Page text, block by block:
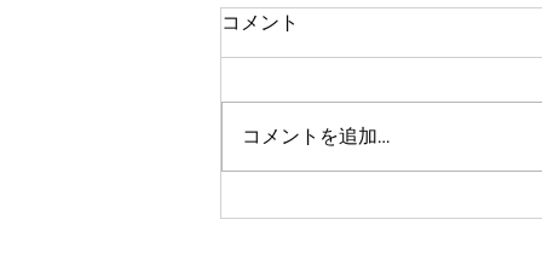
コメント
コメントを追加…